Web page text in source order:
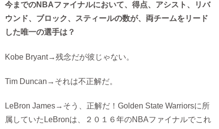
今までのNBAファイナルにおいて、得点、アシスト、リバ
ウンド、ブロック、スティールの数が、両チームをリード
した唯一の選手は？
Kobe Bryant→残念だが彼じゃない。
Tim Duncan→それは不正解だ。
LeBron James→そう、正解だ！Golden State Warriorsに所
属していたLeBronは、２０１６年のNBAファイナルでこれ